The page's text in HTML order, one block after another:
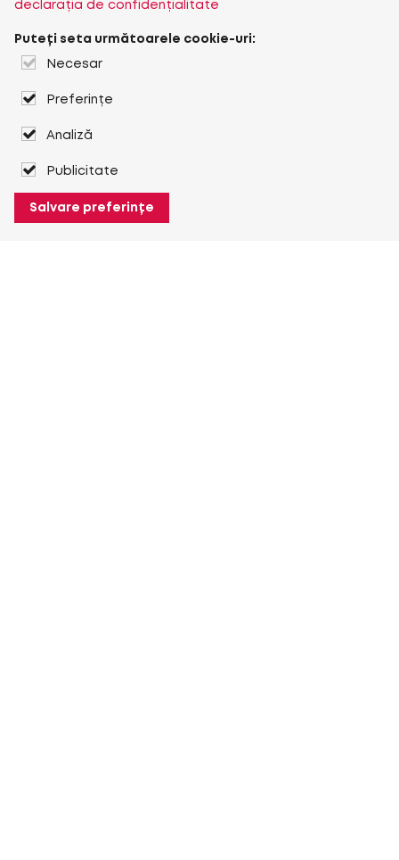
declarația de confidențialitate
Puteți seta următoarele cookie-uri:
Necesar
Preferințe
Analiză
Publicitate
Salvare preferințe